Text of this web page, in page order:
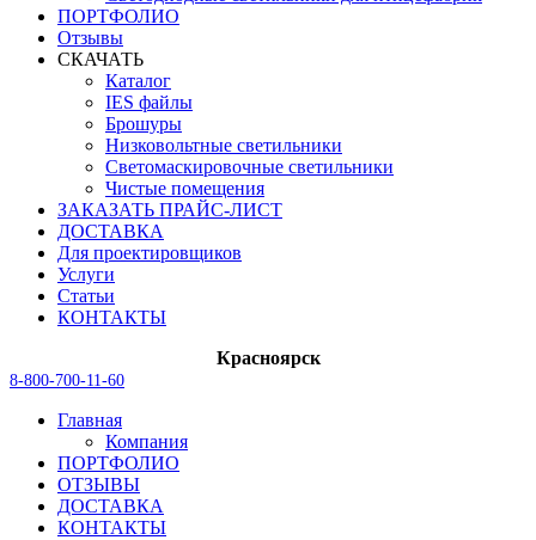
ПОРТФОЛИО
Отзывы
СКАЧАТЬ
Каталог
IES файлы
Брошуры
Низковольтные светильники
Светомаскировочные светильники
Чистые помещения
ЗАКАЗАТЬ ПРАЙС-ЛИСТ
ДОСТАВКА
Для проектировщиков
Услуги
Статьи
КОНТАКТЫ
Красноярск
8-800-700-11-60
Главная
Компания
ПОРТФОЛИО
ОТЗЫВЫ
ДОСТАВКА
КОНТАКТЫ